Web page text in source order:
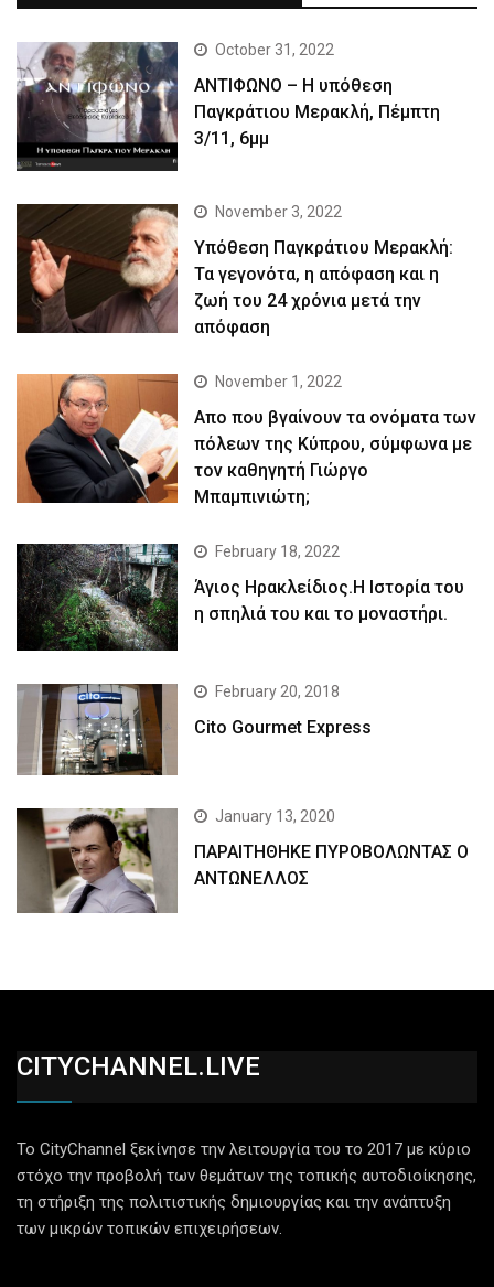
October 31, 2022
ΑΝΤΙΦΩΝΟ – Η υπόθεση
Παγκράτιου Μερακλή, Πέμπτη
3/11, 6μμ
November 3, 2022
Yπόθεση Παγκράτιου Μερακλή:
Τα γεγονότα, η απόφαση και η
ζωή του 24 χρόνια μετά την
απόφαση
November 1, 2022
Απο που βγαίνουν τα ονόματα των
πόλεων της Κύπρου, σύμφωνα με
τον καθηγητή Γιώργο
Μπαμπινιώτη;
February 18, 2022
Άγιος Ηρακλείδιος.Η Ιστορία του
η σπηλιά του και το μοναστήρι.
February 20, 2018
Cito Gourmet Express
January 13, 2020
ΠΑΡΑΙΤΗΘΗΚΕ ΠΥΡΟΒΟΛΩΝΤΑΣ Ο
ΑΝΤΩΝΕΛΛΟΣ
CITYCHANNEL.LIVE
Το CityChannel ξεκίνησε την λειτουργία του το 2017 με κύριο
στόχο την προβολή των θεμάτων της τοπικής αυτοδιοίκησης,
τη στήριξη της πολιτιστικής δημιουργίας και την ανάπτυξη
των μικρών τοπικών επιχειρήσεων.